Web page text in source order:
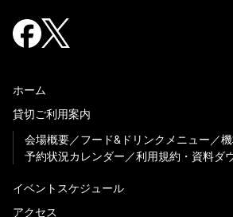
ホーム
貸切ご利用案内
会場概要
フード&ドリンクメニュー
予約状況カレンダー
利用規約・資料ダ
イベントスケジュール
アクセス